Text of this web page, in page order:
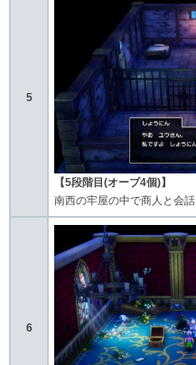
5
【5段階目(オーブ4個)】
南西の牢屋の中で商人と会話
6